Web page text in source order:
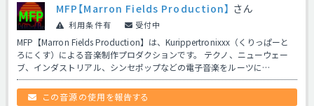
MFP【Marron Fields Production】 さん
利用条件有 受付中
MFP【Marron Fields Production】は、Kurippertronixxx（くりっぱーと
ろにくす）による音楽制作プロダクションです。 テクノ、ニューウェー
ブ、インダストリアル、シンセポップなどの電子音楽をルーツに…
この音源の使用を報告する